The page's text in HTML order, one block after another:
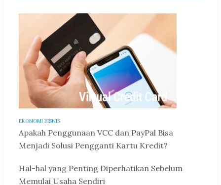
EKONOMI BISNIS
Apakah Penggunaan VCC dan PayPal Bisa
Menjadi Solusi Pengganti Kartu Kredit?
Hal-hal yang Penting Diperhatikan Sebelum
Memulai Usaha Sendiri